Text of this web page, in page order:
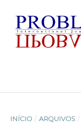
INÍCIO / ARQUIVOS /